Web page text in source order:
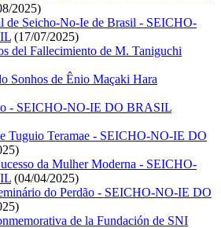
2025)
de Seicho-No-Ie de Brasil - SEICHO-
(17/07/2025)
del Fallecimiento de M. Taniguchi
Sonhos de Ênio Maçaki Hara
- SEICHO-NO-IE DO BRASIL
Tuguio Teramae - SEICHO-NO-IE DO
da Mulher Moderna - SEICHO-
(04/04/2025)
do Perdão - SEICHO-NO-IE DO
de la Fundación de SNI